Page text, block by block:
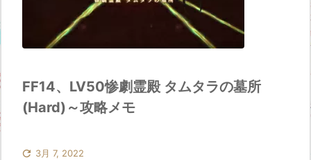
FF14、LV50惨劇霊殿 タムタラの墓所
(Hard)～攻略メモ
 3月 7, 2022